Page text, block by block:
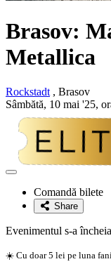
Brasov:
Metallica
Rockstadt , Brasov
Sâmbătă, 10 mai '25,
Adaugă
favoriteComandă bilete
Share
Evenimentul s-a
☀️ Cu doar 5 lei pe luna